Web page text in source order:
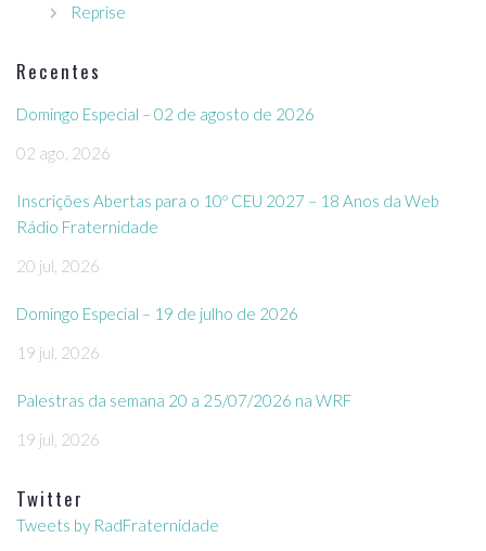
Reprise
Recentes
Domingo Especial – 02 de agosto de 2026
02 ago, 2026
Inscrições Abertas para o 10º CEU 2027 – 18 Anos da Web
Rádio Fraternidade
20 jul, 2026
Domingo Especial – 19 de julho de 2026
19 jul, 2026
Palestras da semana 20 a 25/07/2026 na WRF
19 jul, 2026
Twitter
Tweets by RadFraternidade